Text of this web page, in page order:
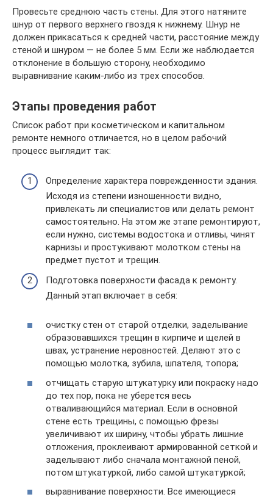
Провесьте среднюю часть стены. Для этого натяните
шнур от первого верхнего гвоздя к нижнему. Шнур не
должен прикасаться к средней части, расстояние между
стеной и шнуром — не более 5 мм. Если же наблюдается
отклонение в большую сторону, необходимо
выравнивание каким-либо из трех способов.
Этапы проведения работ
Список работ при косметическом и капитальном
ремонте немного отличается, но в целом рабочий
процесс выглядит так:
Определение характера поврежденности здания.
Исходя из степени изношенности видно,
привлекать ли специалистов или делать ремонт
самостоятельно. На этом же этапе ремонтируют,
если нужно, системы водостока и отливы, чинят
карнизы и простукивают молотком стены на
предмет пустот и трещин.
Подготовка поверхности фасада к ремонту.
Данный этап включает в себя:
очистку стен от старой отделки, заделывание
образовавшихся трещин в кирпиче и щелей в
швах, устранение неровностей. Делают это с
помощью молотка, зубила, шпателя, топора;
отчищать старую штукатурку или покраску надо
до тех пор, пока не уберется весь
отваливающийся материал. Если в основной
стене есть трещины, с помощью фрезы
увеличивают их ширину, чтобы убрать лишние
отложения, проклеивают армированной сеткой и
заделывают либо сначала монтажной пеной,
потом штукатуркой, либо самой штукатуркой;
выравнивание поверхности. Все имеющиеся